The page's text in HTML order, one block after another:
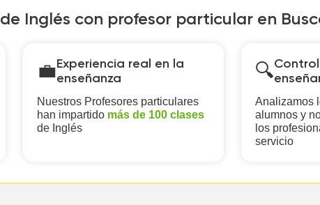
Inglés con profesor particular en
💼 Experiencia real en la
enseñanza
Nuestros Profesores particulares
han impartido más de 100 clases
de Inglés
🔍
Analizamos
alumnos y
los
servicio